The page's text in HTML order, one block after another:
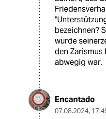
bezeichnen?
wurde
den
abwegig war.
Encantado
07.08.2024,